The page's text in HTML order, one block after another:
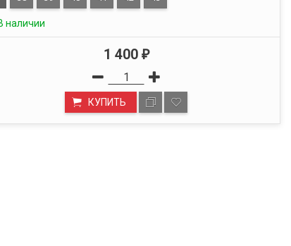
наличии
1 400 ₽
КУПИТЬ